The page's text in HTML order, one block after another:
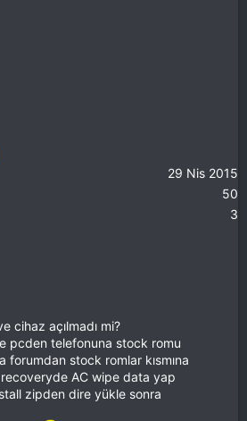
29 Nis 2015
50
3
cihaz açılmadı mi?
pcden telefonuna stock romu
stock romlar kısmına
AC wipe data yap
zipden dire yükle sonra